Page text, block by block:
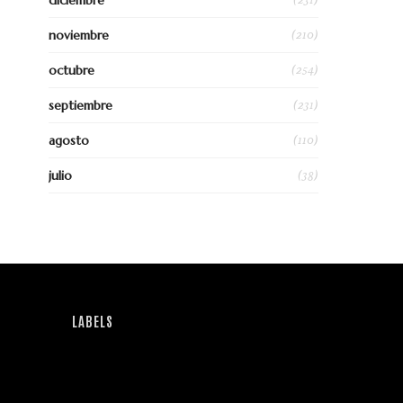
noviembre (210)
octubre (254)
septiembre (231)
agosto (110)
julio (38)
LABELS